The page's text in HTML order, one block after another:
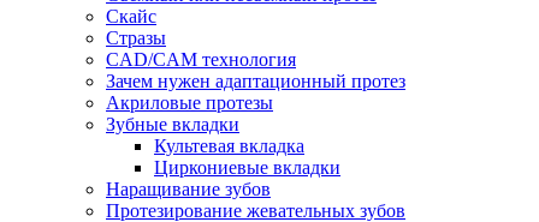
Скайс
Стразы
CAD/CAM технология
Зачем нужен адаптационный протез
Акриловые протезы
Зубные вкладки
Культевая вкладка
Циркониевые вкладки
Наращивание зубов
Протезирование жевательных зубов